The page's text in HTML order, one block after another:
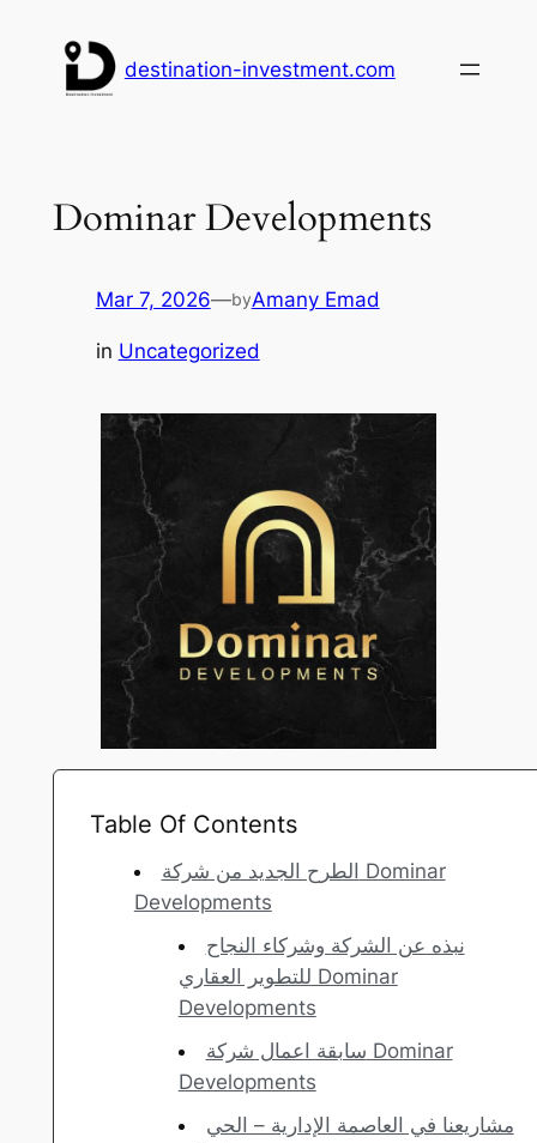
content
destination-investment.com
Dominar Developments
Mar 7, 2026—byAmany Emad
in Uncategorized
Table Of Contents
الطرح الجديد من شركة Dominar
Developments
نبذه عن الشركة وشركاء النجاح
للتطوير العقاري Dominar
Developments
سابقة اعمال شركة Dominar
Developments
مشاريعنا في العاصمة الإدارية – الحي